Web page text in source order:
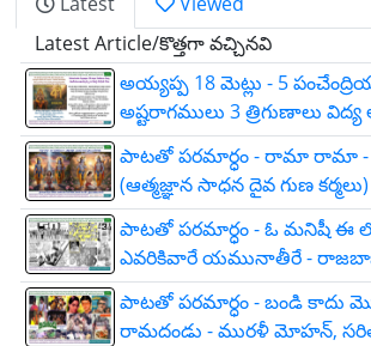
Latest Article/కొత్తగా వచ్చినవి
అయ్యప్ప 18 మెట్లు - 5
అష్టరాగములు 3 త్రిగుణాలు
పాటతో పరమార్ధం - రామా రామా
(ఆత్మజ్ఞాన సాధన దైవ గుణ కర్మలు)
పాటతో పరమార్ధం - ఓ మనిషీ ఈ
ఎవరికివారే యమునాతీరే -
పాటతో పరమార్ధం - బండి కాదు
రామదండు - మురళీ మోహన్,